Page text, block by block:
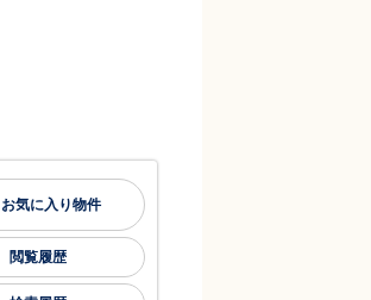
お気に入り物件
閲覧履歴